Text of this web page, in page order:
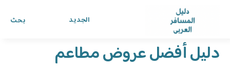
بحث الجديد
دليل المسافر العربي ›الدليل›
دليل أفضل عروض مطاعم